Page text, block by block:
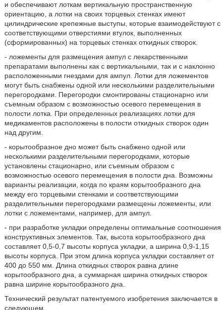
и обеспечивают лоткам вертикальную пространственную
ориентацию, а лотки на своих торцевых стенках имеют
цилиндрические крепежные выступы, которые взаимодействуют с
соответствующими отверстиями втулок, выполненных
(сформированных) на торцевых стенках откидных створок.
- ложементы для размещения ампул с лекарственными
препаратами выполнены как с вертикальными, так и с наклонно
расположенными гнездами для ампул. Лотки для ложементов
могут быть снабжены одной или несколькими разделительными
перегородками. Перегородки смонтированы стационарно или
съемным образом с возможностью осевого перемещения в
полости лотка. При определенных реализациях лотки для
медикаментов расположены в полости откидных створок один
над другим.
- корытообразное дно может быть снабжено одной или
несколькими разделительными перегородками, которые
установлены стационарно, или съемным образом с
возможностью осевого перемещения в полости дна. Возможны
варианты реализации, когда по краям корытообразного дна
между его торцевыми стенками и соответствующими
разделительными перегородками размещены ложементы, или
лотки с ложементами, например, для ампул.
- при разработке укладки определены оптимальные соотношения
конструктивных элементов. Так, высота корытообразного дна
составляет 0,5-0,7 высоты корпуса укладки, а ширина 0,9-1,15
высоты корпуса. При этом длина корпуса укладки составляет от
400 до 550 мм. Длина откидных створок равна длине
корытообразного дна, а суммарная ширина откидных створок
равна ширине корытообразного дна.
Технический результат патентуемого изобретения заключается в
следующем.